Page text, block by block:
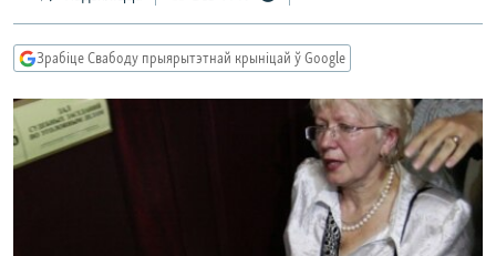
Перайсьці
да
пошукуБЕЛАРУСЫ НА ВАЙНЕ
ПАЛІТВЯЗЬНІ
КУЛЬТУРА
АЎДЫЁКНІГІ
PREMIUM
МОВА
TWITTER
Усе сайты РС/РСЭ
Зрабіце Свабоду прыярытэтнай крыніцай ў Google